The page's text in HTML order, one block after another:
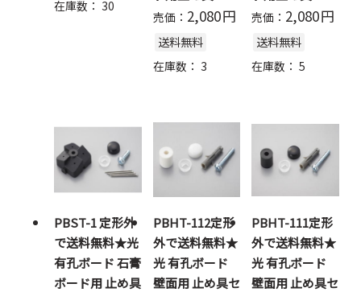
在庫数： 30
売価： 2,080円
送料無料
在庫数： 3
売価： 2,080円
送料無料
在庫数： 5
PBST-1 定形外
で送料無料★光
有孔ボード 石膏
ボード用 止め具
PBHT-112定形
外で送料無料★
光 有孔ボード
壁面用 止め具セ
PBHT-111定形
外で送料無料★
光 有孔ボード
壁面用 止め具セ